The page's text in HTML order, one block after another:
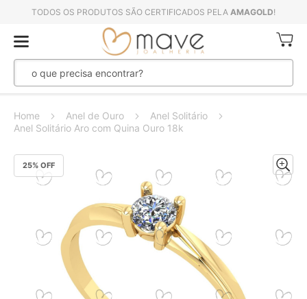
TODOS OS PRODUTOS SÃO CERTIFICADOS PELA AMAGOLD!
Meu
Home Anel de Ouro
Anel Solitário
Anel Solitário Aro com Quina Ouro 18k
25% OFF
Pular
para
o
imagens